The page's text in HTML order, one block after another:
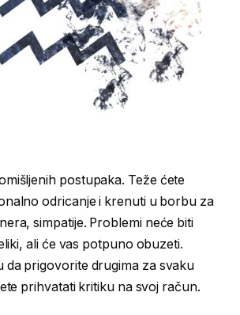
postupaka. Teže ćete
odricanje i krenuti u borbu za
simpatije. Problemi neće biti
ali će vas potpuno obuzeti.
da prigovorite drugima za svaku
prihvatati kritiku na svoj račun.